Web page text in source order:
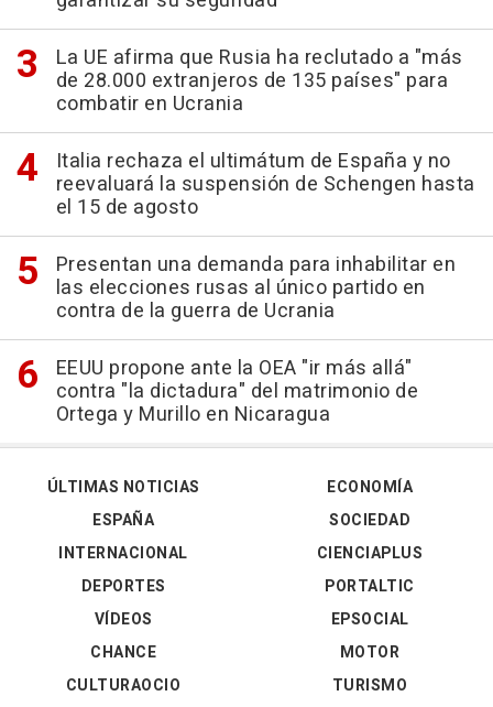
La UE afirma que Rusia ha reclutado a "más
de 28.000 extranjeros de 135 países" para
combatir en Ucrania
Italia rechaza el ultimátum de España y no
reevaluará la suspensión de Schengen hasta
el 15 de agosto
Presentan una demanda para inhabilitar en
las elecciones rusas al único partido en
contra de la guerra de Ucrania
EEUU propone ante la OEA "ir más allá"
contra "la dictadura" del matrimonio de
Ortega y Murillo en Nicaragua
ÚLTIMAS NOTICIAS
ESPAÑA
INTERNACIONAL
DEPORTES
VÍDEOS
ECONOMÍA
SOCIEDAD
CIENCIAPLUS
PORTALTIC
EPSOCIAL
CHANCE
CULTURAOCIO
MOTOR
TURISMO